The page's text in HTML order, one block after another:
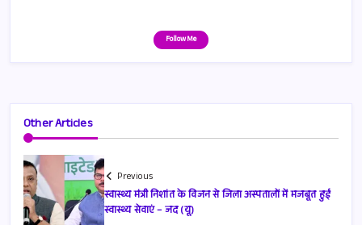
Follow Me
Other Articles
Previous
स्वास्थ्य मंत्री निशांत के विजन से जिला अस्पतालों में मजबूत हुई
स्वास्थ्य सेवाएं – जद (यू)